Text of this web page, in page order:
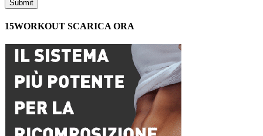
15WORKOUT SCARICA ORA